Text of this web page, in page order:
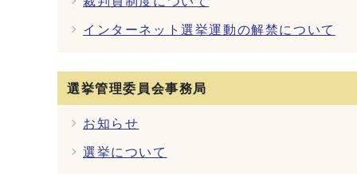
インターネット選挙運動の解禁について
選挙管理委員会事務局
お知らせ
選挙について